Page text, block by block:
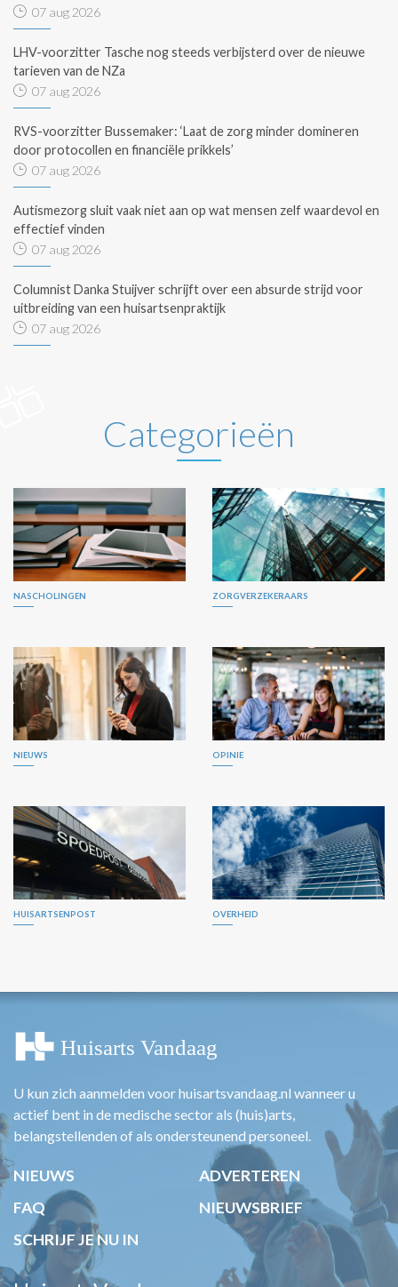
07 aug 2026
LHV-voorzitter Tasche nog steeds verbijsterd over de nieuwe
tarieven van de NZa
07 aug 2026
RVS-voorzitter Bussemaker: ‘Laat de zorg minder domineren
door protocollen en financiële prikkels’
07 aug 2026
Autismezorg sluit vaak niet aan op wat mensen zelf waardevol en
effectief vinden
07 aug 2026
Columnist Danka Stuijver schrijft over een absurde strijd voor
uitbreiding van een huisartsenpraktijk
07 aug 2026
Categorieën
NASCHOLINGEN ZORGVERZEKERAARS
NIEUWS OPINIE
HUISARTSENPOST OVERHEID
U kun zich aanmelden voor huisartsvandaag.nl wanneer u
actief bent in de medische sector als (huis)arts,
belangstellenden of als ondersteunend personeel.
NIEUWS
ADVERTEREN
FAQ
NIEUWSBRIEF
SCHRIJF JE NU IN